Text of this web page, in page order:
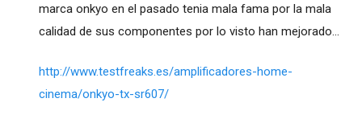
marca onkyo en el pasado tenia mala fama por la mala
calidad de sus componentes por lo visto han mejorado...
http://www.testfreaks.es/amplificadores-home-
cinema/onkyo-tx-sr607/